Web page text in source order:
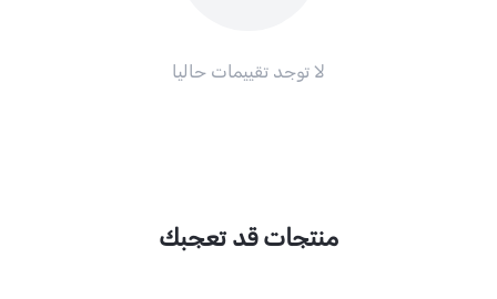
لا توجد تقييمات حاليا
منتجات قد تعجبك